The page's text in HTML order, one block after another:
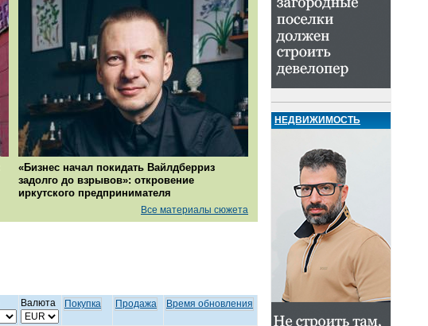
«Бизнес начал покидать Вайлдберриз
задолго до взрывов»: откровение
иркутского предпринимателя
Все материалы сюжета
Валюта Покупка Продажа Время обновления
НЕДВИЖИМОСТЬ